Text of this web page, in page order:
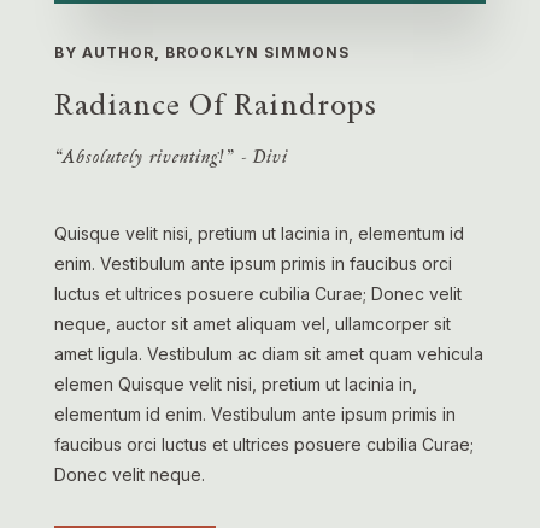
BY AUTHOR, BROOKLYN SIMMONS
Radiance Of Raindrops
“Absolutely riventing!” - Divi
Quisque velit nisi, pretium ut lacinia in, elementum id
enim. Vestibulum ante ipsum primis in faucibus orci
luctus et ultrices posuere cubilia Curae; Donec velit
neque, auctor sit amet aliquam vel, ullamcorper sit
amet ligula. Vestibulum ac diam sit amet quam vehicula
elemen Quisque velit nisi, pretium ut lacinia in,
elementum id enim. Vestibulum ante ipsum primis in
faucibus orci luctus et ultrices posuere cubilia Curae;
Donec velit neque.